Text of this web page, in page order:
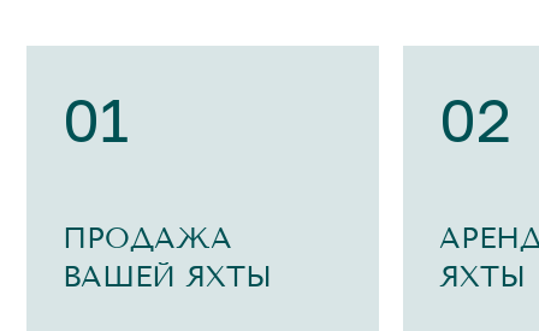
01
ПРОДАЖА
ВАШЕЙ ЯХТЫ
02
ЯХТЫ